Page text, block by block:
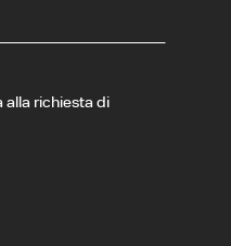
alla richiesta di